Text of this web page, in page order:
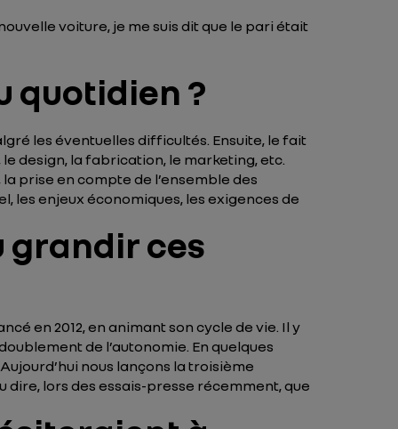
voiture, je me suis dit que le pari était
quotidien ?
les éventuelles difficultés. Ensuite, le fait
design, la fabrication, le marketing, etc.
prise en compte de l’ensemble des
les enjeux économiques, les exigences de
grandir ces
en 2012, en animant son cycle de vie. Il y
de l’autonomie. En quelques
nous lançons la troisième
dire, lors des essais-presse récemment, que